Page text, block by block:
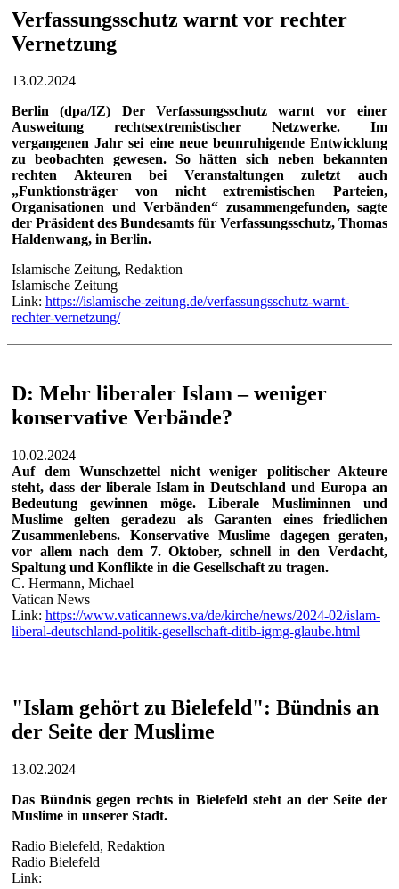
Verfassungsschutz warnt vor rechter
Vernetzung
13.02.2024
Berlin (dpa/IZ) Der Verfassungsschutz warnt vor einer
Ausweitung rechtsextremistischer Netzwerke. Im
vergangenen Jahr sei eine neue beunruhigende Entwicklung
zu beobachten gewesen. So hätten sich neben bekannten
rechten Akteuren bei Veranstaltungen zuletzt auch
„Funktionsträger von nicht extremistischen Parteien,
Organisationen und Verbänden“ zusammengefunden, sagte
der Präsident des Bundesamts für Verfassungsschutz, Thomas
Haldenwang, in Berlin.
Islamische Zeitung, Redaktion
Islamische Zeitung
Link: https://islamische-zeitung.de/verfassungsschutz-warnt-
rechter-vernetzung/
D: Mehr liberaler Islam – weniger
konservative Verbände?
10.02.2024
Auf dem Wunschzettel nicht weniger politischer Akteure
steht, dass der liberale Islam in Deutschland und Europa an
Bedeutung gewinnen möge. Liberale Musliminnen und
Muslime gelten geradezu als Garanten eines friedlichen
Zusammenlebens. Konservative Muslime dagegen geraten,
vor allem nach dem 7. Oktober, schnell in den Verdacht,
Spaltung und Konflikte in die Gesellschaft zu tragen.
C. Hermann, Michael
Vatican News
Link: https://www.vaticannews.va/de/kirche/news/2024-02/islam-
liberal-deutschland-politik-gesellschaft-ditib-igmg-glaube.html
"Islam gehört zu Bielefeld": Bündnis an
der Seite der Muslime
13.02.2024
Das Bündnis gegen rechts in Bielefeld steht an der Seite der
Muslime in unserer Stadt.
Radio Bielefeld, Redaktion
Radio Bielefeld
Link: